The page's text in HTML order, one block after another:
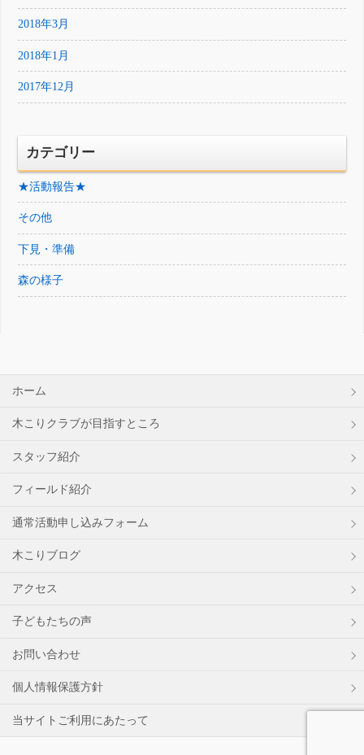
2018年3月
2018年1月
2017年12月
カテゴリー
★活動報告★
その他
下見・準備
森の様子
ホーム
木こりクラブが目指すところ
スタッフ紹介
フィールド紹介
通常活動申し込みフォーム
木こりブログ
アクセス
子どもたちの声
お問い合わせ
個人情報保護方針
当サイトご利用にあたって